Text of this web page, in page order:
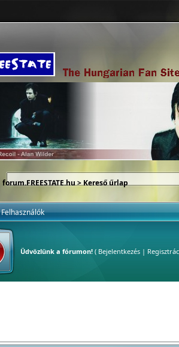
forum.FREESTATE.hu> Kereső űrlap
Felhasználók
Üdvözlünk a fórumon!( Bejelentkezés|